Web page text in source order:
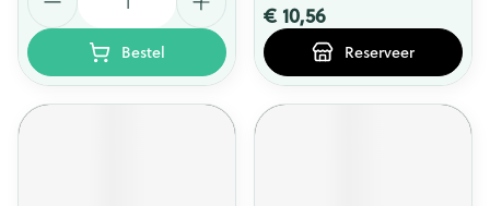
Bestel
€ 10,56
Reserveer